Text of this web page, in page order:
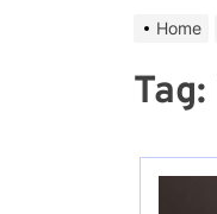
Home
Tag: